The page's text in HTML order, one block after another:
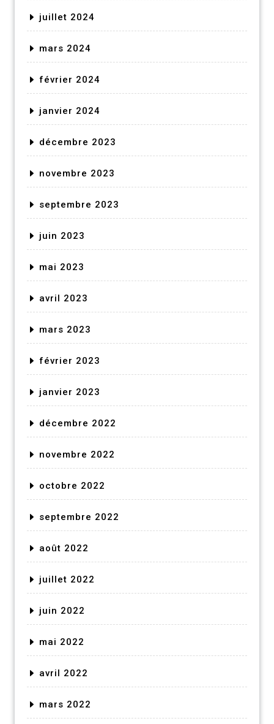
juillet 2024
mars 2024
février 2024
janvier 2024
décembre 2023
novembre 2023
septembre 2023
juin 2023
mai 2023
avril 2023
mars 2023
février 2023
janvier 2023
décembre 2022
novembre 2022
octobre 2022
septembre 2022
août 2022
juillet 2022
juin 2022
mai 2022
avril 2022
mars 2022